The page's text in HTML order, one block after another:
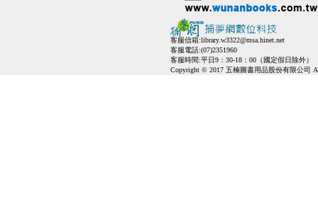
客服信箱:library.w3322@msa.hinet.net
客服電話:(07)2351960
客服時間:平日9：30-18：00（國定假日除外）
Copyright © 2017 五楠圖書用品股份有限公司